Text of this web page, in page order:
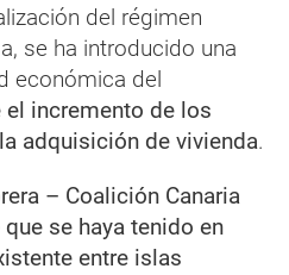
del régimen
se ha introducido una
económica del
el incremento de los
adquisición de vivienda.
– Coalición Canaria
se haya tenido en
entre islas